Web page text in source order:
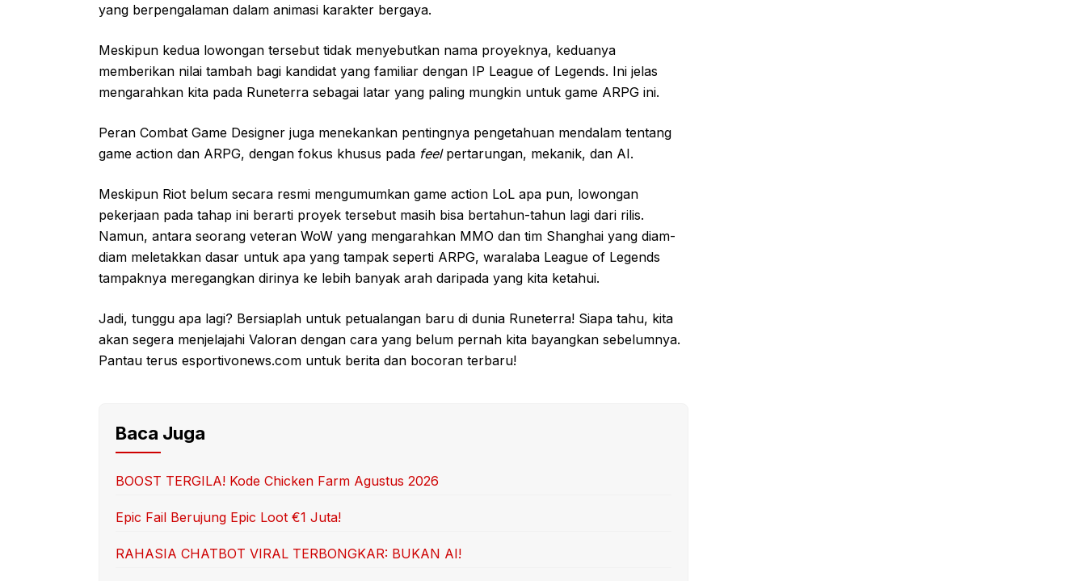
yang berpengalaman dalam animasi karakter bergaya.
Meskipun kedua lowongan tersebut tidak menyebutkan nama proyeknya, keduanya
memberikan nilai tambah bagi kandidat yang familiar dengan IP League of Legends. Ini jelas
mengarahkan kita pada Runeterra sebagai latar yang paling mungkin untuk game ARPG ini.
Peran Combat Game Designer juga menekankan pentingnya pengetahuan mendalam tentang
game action dan ARPG, dengan fokus khusus pada feelpertarungan, mekanik, dan AI.
Meskipun Riot belum secara resmi mengumumkan game action LoL apa pun, lowongan
pekerjaan pada tahap ini berarti proyek tersebut masih bisa bertahun-tahun lagi dari rilis.
Namun, antara seorang veteran WoW yang mengarahkan MMO dan tim Shanghai yang diam-
diam meletakkan dasar untuk apa yang tampak seperti ARPG, waralaba League of Legends
tampaknya meregangkan dirinya ke lebih banyak arah daripada yang kita ketahui.
Jadi, tunggu apa lagi? Bersiaplah untuk petualangan baru di dunia Runeterra! Siapa tahu, kita
akan segera menjelajahi Valoran dengan cara yang belum pernah kita bayangkan sebelumnya.
Pantau terus esportivonews.com untuk berita dan bocoran terbaru!
Baca Juga
BOOST TERGILA! Kode Chicken Farm Agustus 2026
Epic Fail Berujung Epic Loot €1 Juta!
RAHASIA CHATBOT VIRAL TERBONGKAR: BUKAN AI!